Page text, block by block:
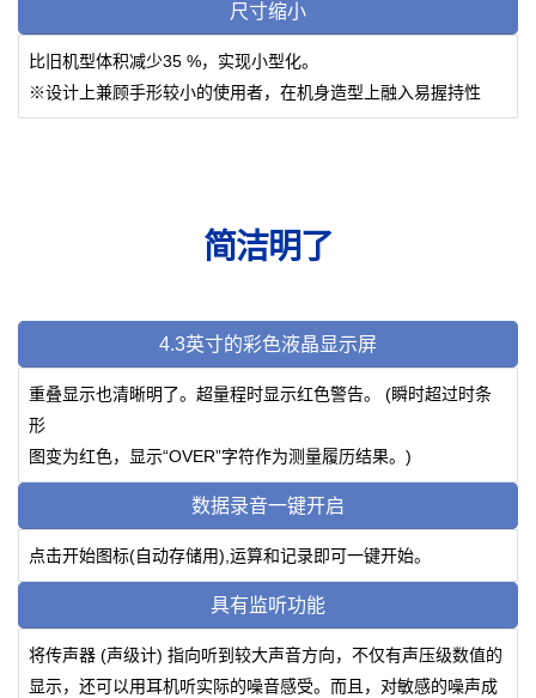
尺寸缩小
比旧机型体积减少35 %，实现小型化。
※设计上兼顾手形较小的使用者，在机身造型上融入易握持性
简洁明了
4.3英寸的彩色液晶显示屏
重叠显示也清晰明了。超量程时显示红色警告。 (瞬时超过时条
形
图变为红色，显示“OVER”字符作为测量履历结果。)
数据录音一键开启
点击开始图标(自动存储用),运算和记录即可一键开始。
具有监听功能
将传声器 (声级计) 指向听到较大声音方向，不仅有声压级数值的
显示，还可以用耳机听实际的噪音感受。而且，对敏感的噪声成